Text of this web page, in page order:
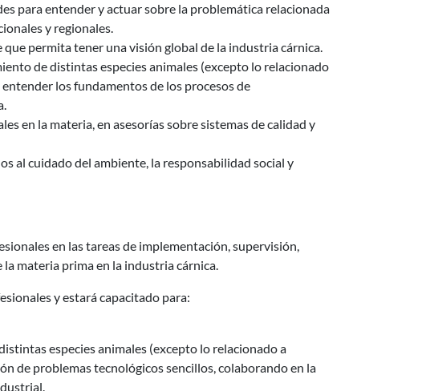
para entender y actuar sobre la problemática relacionada
y regionales.
permita tener una visión global de la industria cárnica.
de distintas especies animales (excepto lo relacionado
los fundamentos de los procesos de
en la materia, en asesorías sobre sistemas de calidad y
al cuidado del ambiente, la responsabilidad social y
en las tareas de implementación, supervisión,
materia prima en la industria cárnica.
y estará capacitado para:
especies animales (excepto lo relacionado a
de problemas tecnológicos sencillos, colaborando en la